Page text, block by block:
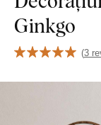
Ginkgo
(3